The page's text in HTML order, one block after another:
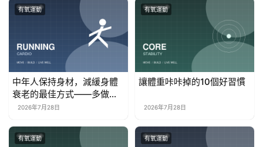
有氧運動
中年人保持身材，減緩身體
衰老的最佳方式——多做力
量訓練！
2026年7月28日
有氧運動
讓體重咔咔掉的10個好習慣
2026年7月28日
有氧運動 有氧運動